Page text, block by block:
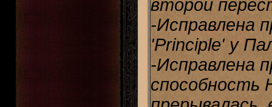
второй
-Исправлена
'Principle' у
-Исправлена
способность